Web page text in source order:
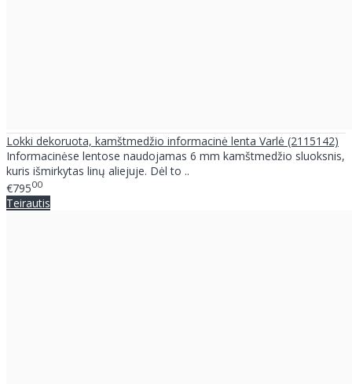
Lokki dekoruota, kamštmedžio informacinė lenta Varlė (2115142)
Informacinėse lentose naudojamas 6 mm kamštmedžio sluoksnis,
kuris išmirkytas linų aliejuje. Dėl to ..
€79500
Teirautis